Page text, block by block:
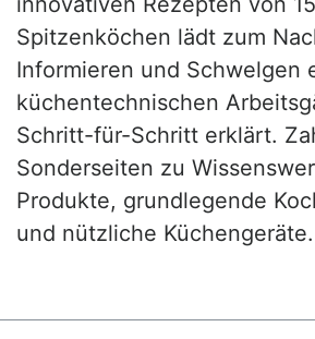
Spitzenköchen lädt zum
Informieren und Schwelgen
küchentechnischen
Schritt-für-Schritt erklärt.
Sonderseiten zu
Produkte, grundlegende
und nützliche Küchengeräte.